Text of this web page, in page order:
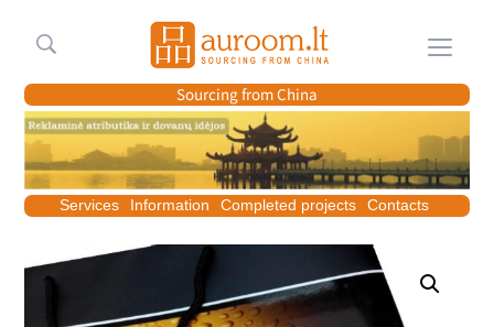
Meniu
Sourcing from China
Services Information Completed projects Contacts